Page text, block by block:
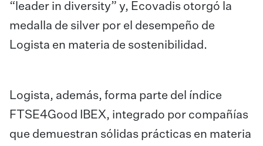
“leader in diversity” y, Ecovadis otorgó la
medalla de silver por el desempeño de
Logista en materia de sostenibilidad.
Logista, además, forma parte del índice
FTSE4Good IBEX, integrado por compañías
que demuestran sólidas prácticas en materia